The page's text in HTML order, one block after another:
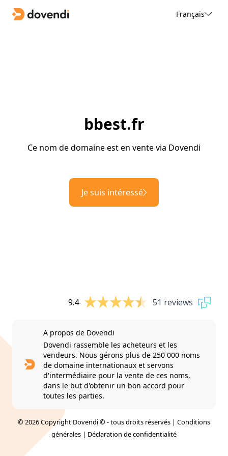
Français
bbest.fr
Ce nom de domaine est en vente via Dovendi
Je suis intéressé
9.4 51 reviews
A propos de Dovendi
Dovendi rassemble les acheteurs et les
vendeurs. Nous gérons plus de 250 000 noms
de domaine internationaux et servons
d'intermédiaire pour la vente de ces noms,
dans le but d'obtenir un bon accord pour
toutes les parties.
© 2026 Copyright Dovendi © - tous droits réservés | Conditions
générales | Déclaration de confidentialité